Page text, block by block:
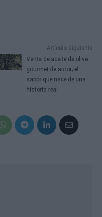
Artículo siguiente
Venta de aceite de oliva
gourmet de autor; el
sabor que nace de una
historia real